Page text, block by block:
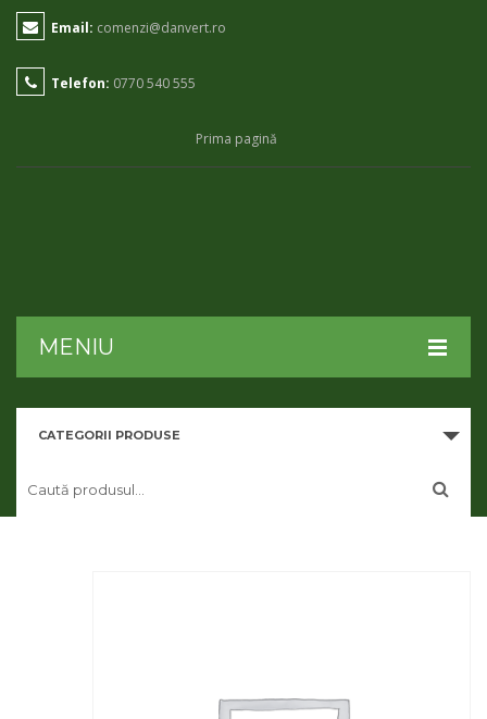
Email: comenzi@danvert.ro
Telefon: 0770 540 555
Prima pagină
MENIU
HOME
CONTUL MEU
CATEGORII PRODUSE